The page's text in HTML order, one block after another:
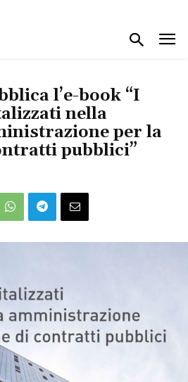
l’e-book “I
nella
per la
pubblici”